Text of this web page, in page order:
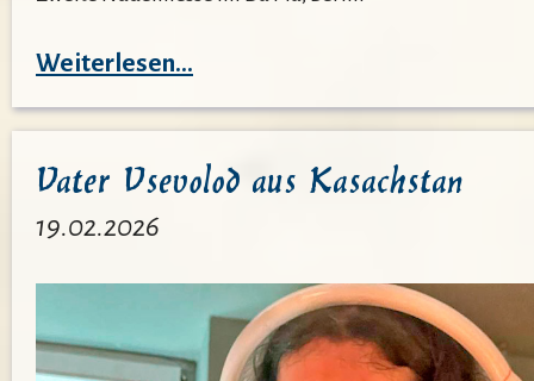
Weiterlesen…
Nudelmesse
der
Spreeräuber
Vater Vsevolod aus Kasachstan
19.02.2026